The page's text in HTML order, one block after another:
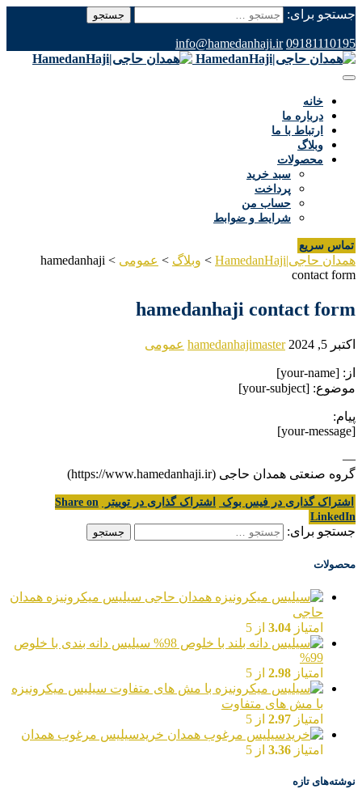
جستجو برای:
09181110195
info@hamedanhaji.ir
خانه
درباره ما
ارتباط با ما
وبلاگ
محصولات
سبد خرید
پرداخت
حساب من
شرایط و ضوابط
تماس سریع
همدان حاجی|HamedanHaji > وبلاگ > عمومی >
hamedanhaji
contact form
hamedanhaji contact form
اکتبر 5, 2024 hamedanhajimaster عمومی
از: [your-name]
موضوع: [your-subject]
پیام:
[your-message]
—
گروه صنعتی همدان حاجی (https://www.hamedanhaji.ir)
اشتراک گذاری در فیس بوک اشتراک گذاری در توییتر
Share on
LinkedIn
جستجو برای:
محصولات
سیلیس میکرونیزه همدان
حاجی
امتیاز 3.04 از 5
سیلیس دانه بندی با خلوص
99%
امتیاز 2.98 از 5
سیلیس میکرونیزه
با مش های متفاوت
امتیاز 2.97 از 5
خریدسیلیس مرغوب همدان
امتیاز 3.36 از 5
نوشته‌های تازه